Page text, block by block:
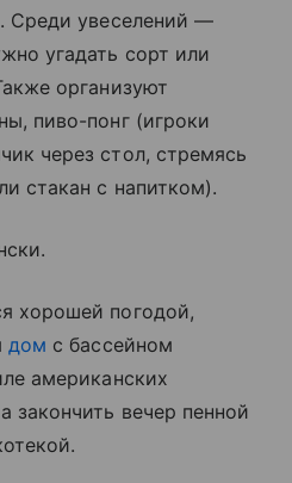
Среди увеселений —
угадать сорт или
организуют
пиво-понг (игроки
через стол, стремясь
стакан с напитком).
хорошей погодой,
дом с бассейном
американских
вечер пенной